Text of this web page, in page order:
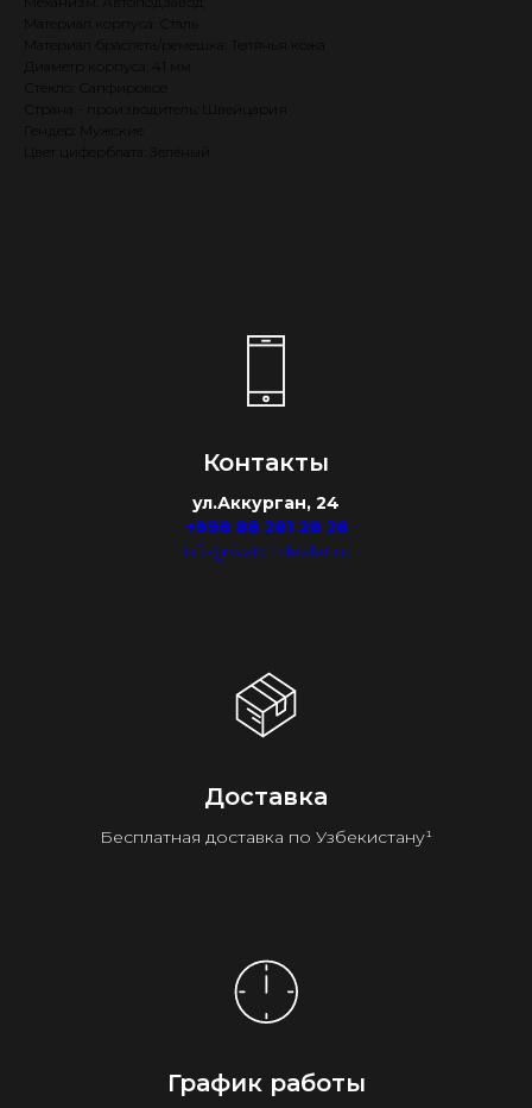
Материал корпуса: Сталь
Материал браслета/ремешка: Телячья кожа
Диаметр корпуса: 41 мм
Стекло: Сапфировое
Гендер: Мужские
Цвет циферблата: Зелёный
Контакты
ул.Аккурган, 24
+998 88 281 28 28
info@watchdealer.uz
Доставка
Бесплатная доставка по Узбекистану¹
График работы